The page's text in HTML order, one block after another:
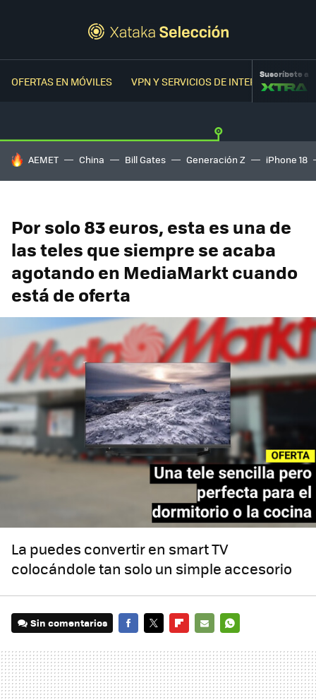
OFERTAS EN MÓVILES VPN Y SERVICIOS DE INTERNETSuscríbete a
HOY SE HABLA DE
AEMET China Bill Gates Generación Z iPhone 18
Por solo 83 euros, esta es una de
las teles que siempre se acaba
agotando en MediaMarkt cuando
está de oferta
La puedes convertir en smart TV
colocándole tan solo un simple accesorio
Sin comentarios
MAIL